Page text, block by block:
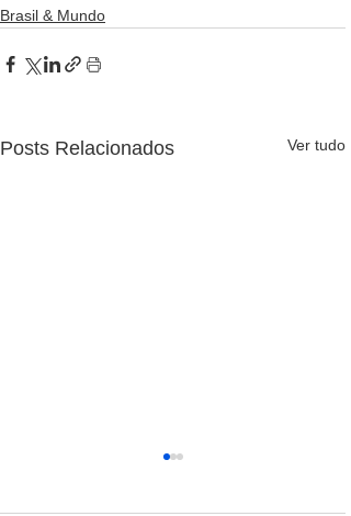
Brasil & Mundo
Posts Relacionados Ver tudo